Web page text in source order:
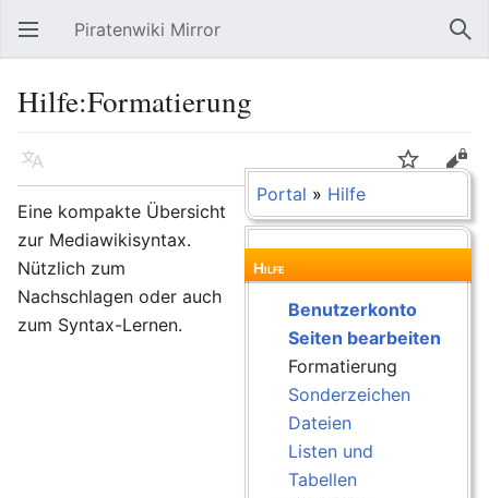
Hauptmenü öffnen Piratenwiki Mirror
Hilfe:Formatierung
Sprache Beobachten
Bearbeiten
Portal » Hilfe
Hilfe
Benutzerkonto
Seiten bearbeiten
Formatierung
Sonderzeichen
Dateien
Listen und
Tabellen
Eine kompakte Übersicht
zur Mediawikisyntax.
Nützlich zum
Nachschlagen oder auch
zum Syntax-Lernen.